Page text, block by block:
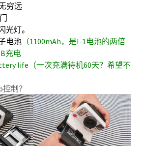
穷远
光灯。
电池 （1100mAh，是I-1电池的两倍
充电
life（一次充满待机60天？希望不
制？